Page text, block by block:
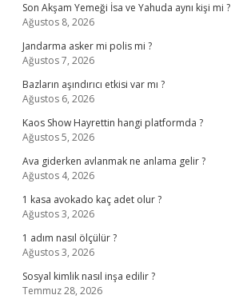
Son Akşam Yemeği İsa ve Yahuda aynı kişi mi ?
Ağustos 8, 2026
Jandarma asker mi polis mi ?
Ağustos 7, 2026
Bazların aşındırıcı etkisi var mı ?
Ağustos 6, 2026
Kaos Show Hayrettin hangi platformda ?
Ağustos 5, 2026
Ava giderken avlanmak ne anlama gelir ?
Ağustos 4, 2026
1 kasa avokado kaç adet olur ?
Ağustos 3, 2026
1 adım nasıl ölçülür ?
Ağustos 3, 2026
Sosyal kimlik nasıl inşa edilir ?
Temmuz 28, 2026